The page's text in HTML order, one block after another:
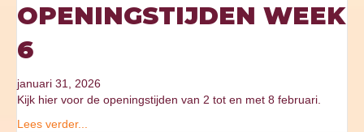
OPENINGSTIJDEN WEEK
6
januari 31, 2026
Kijk hier voor de openingstijden van 2 tot en met 8 februari.
Lees verder...